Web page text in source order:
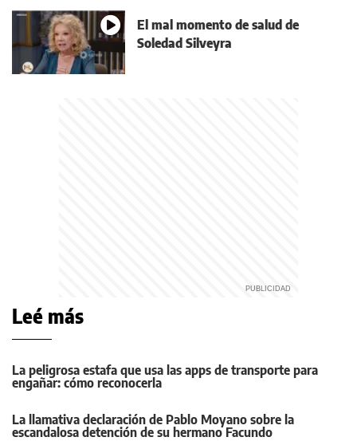
El mal momento de salud de
Soledad Silveyra
Leé más
La peligrosa estafa que usa las apps de transporte para
engañar: cómo reconocerla
La llamativa declaración de Pablo Moyano sobre la
escandalosa detención de su hermano Facundo